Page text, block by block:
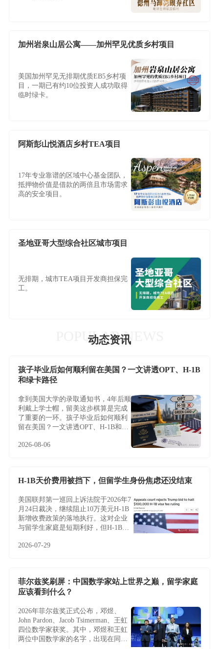
加州岩泉山居公寓——加州罕见优质乡村项目
美国加州罕见无排期优质EB5乡村项
目，一期已有约10位投资人成功取得
临时绿卡。
阿斯彭山悦酒店乡村TEA项目
17年专业靠谱的区域中心基金团队，
抵押物价值是借款的两倍且市场需求
高的安全项目。
圣地亚哥大型综合社区城市项目
无排期，城市TEA项目开发商担保完
工。
POPULAR NEWS
动态资讯
孩子毕业后如何顺利留在美国？一文讲透OPT、H-1B
和绿卡路径
拿到美国大学的录取通知书，4年后顺
利戴上学士帽，留美这步棋算是完成
了重要的一环。孩子毕业后如何顺利
留在美国？一文讲透OPT、H-1B和绿
2026-08-06
H-1B天价费用被挡下，但留学生身份焦虑还没结束
美国联邦第一巡回上诉法院于2026年7
月24日裁决，继续阻止10万美元H-1B
新增收费政策的落地执行。这对企业
与留学生家庭是短期利好，但H-1B制
加权抽签、雇主绑定与临时身份——
2026-07-29
菲尔兹奖刷屏：中国数学家站上世界之巅，留学家庭
应该看到什么？
2026年菲尔兹奖正式公布，邓煜、
John Pardon、Jacob Tsimerman、王虹
四位数学家获奖。其中，邓煜和王虹
两位中国数学家的名字，出现在同一